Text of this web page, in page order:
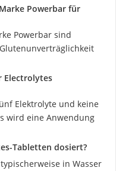
Powerbar für
Powerbar sind
Electrolytes
Elektrolyte und keine
wird eine Anwendung
Tabletten dosiert?
in Wasser